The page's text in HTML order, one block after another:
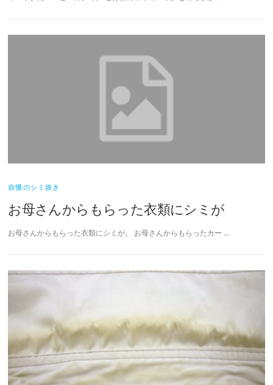
自慢のシミ抜き
お母さんからもらった衣類にシミが
お母さんからもらった衣類にシミが。 お母さんからもらったカー …